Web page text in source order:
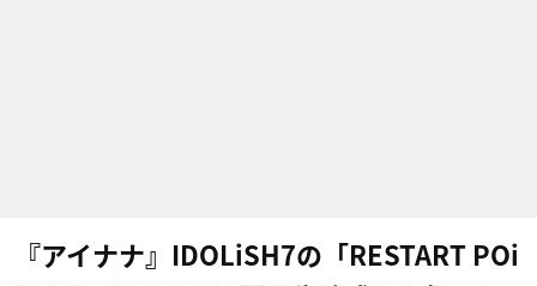
『アイナナ』IDOLiSH7の「RESTART POi